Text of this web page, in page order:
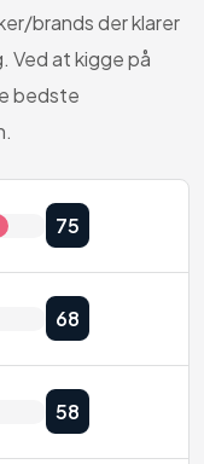
gæster
online
brands der klarer
Ved at kigge på
bedste
75
68
58